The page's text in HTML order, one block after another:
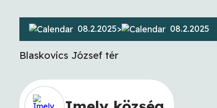
08.2.2025> 08.2.2025
Blaskovics József tér